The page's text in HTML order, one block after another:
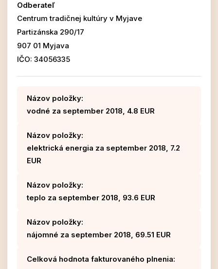
Odberateľ
Centrum tradičnej kultúry v Myjave
Partizánska 290/17
907 01 Myjava
IČO: 34056335
Názov položky:
vodné za september 2018, 4.8 EUR
Názov položky:
elektrická energia za september 2018, 7.2
EUR
Názov položky:
teplo za september 2018, 93.6 EUR
Názov položky:
nájomné za september 2018, 69.51 EUR
Celková hodnota fakturovaného plnenia: